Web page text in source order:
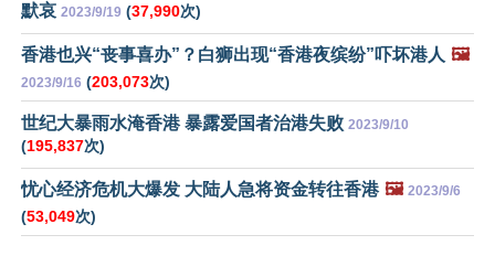
默哀 2023/9/19 (37,990次)
香港也兴“丧事喜办”？白狮出现“香港夜缤纷”吓坏港人 🖼️
2023/9/16 (203,073次)
世纪大暴雨水淹香港 暴露爱国者治港失败 2023/9/10
(195,837次)
忧心经济危机大爆发 大陆人急将资金转往香港 🖼️ 2023/9/6
(53,049次)